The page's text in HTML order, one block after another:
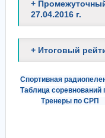
+
27.04.2016 г.
+ Итоговый
Спортивная
Таблица соревнований
Тренеры по СРП